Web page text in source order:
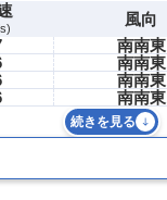
風向
南南東
南南東
南南東
南南東
続きを見る